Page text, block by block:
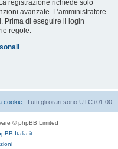
registrazione richiede solo
avanzate. L’amministratore
Prima di eseguire il login
regole.
Tutti gli orari sono UTC+01:00
cookie
© phpBB Limited
Italia.it